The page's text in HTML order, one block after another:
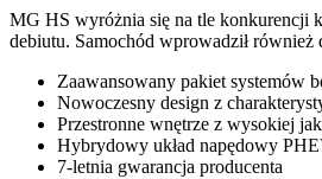
MG HS wyróżnia się na tle konkurencji
debiutu. Samochód wprowadził
Zaawansowany pakiet systemów
Nowoczesny design z
Przestronne wnętrze z wysokiej
Hybrydowy układ napędowy
7-letnia gwarancja producenta